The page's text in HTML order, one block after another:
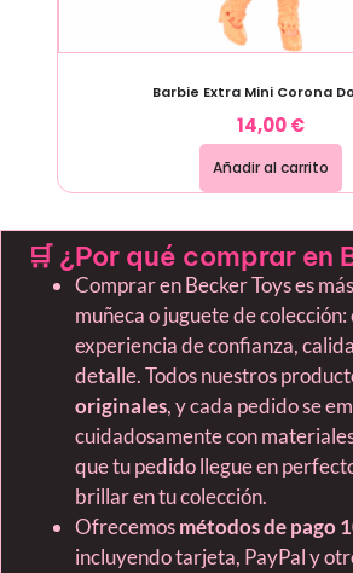
Barbie Extra Mini Corona
14,00€
Añadir al carrito
🛒 ¿Por qué comprar en
Comprar en Becker Toys es
muñeca o juguete de colección:
experiencia de confianza,
detalle. Todos nuestros
originales, y cada pedido se
cuidadosamente con
que tu pedido llegue en
brillar en tu colección.
Ofrecemosmétodos de pago
incluyendo tarjeta, PayPal y